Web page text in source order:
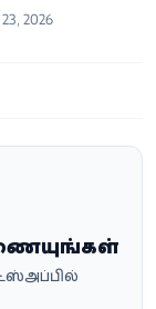
23, 2026
இணையுங்கள்